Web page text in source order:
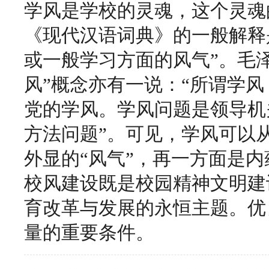
学风是学校的灵魂，这个灵
《现代汉语词典》的一般解
或一般学习方面的风气”。毛
风”概念亦有一说：“所谓学
党的学风。学风问题是领导
方法问题”。可见，学风可以
外显的“风气”，再一方面是
校风建设既是校园精神文明
育改革与发展的永恒主题。
量的重要条件。